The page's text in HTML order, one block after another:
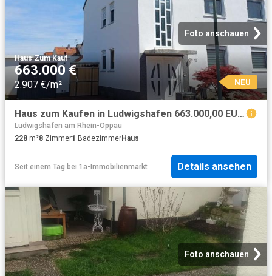
Foto anschauen
Haus·Zum Kauf
663.000 €
2.907 €/m² NEU
Haus zum Kaufen in Ludwigshafen 663.000,00 EUR 228 m²
Ludwigshafen am Rhein-Oppau
228 m²8 Zimmer1 BadezimmerHaus
Seit einem Tag bei 1a-Immobilienmarkt Details ansehen
Foto anschauen